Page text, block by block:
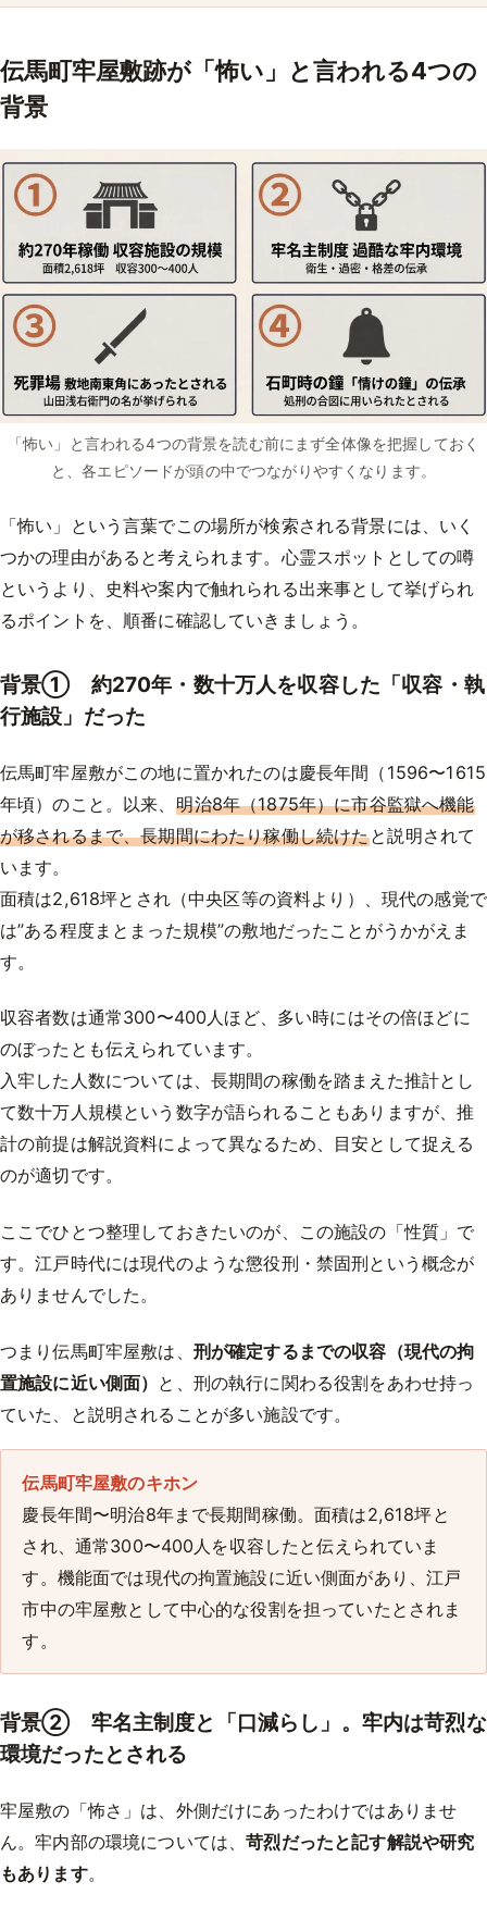
伝馬町牢屋敷跡が「怖い」と言われる4つの
背景
「怖い」と言われる4つの背景を読む前にまず全体像を把握しておく
と、各エピソードが頭の中でつながりやすくなります。
「怖い」という言葉でこの場所が検索される背景には、いく
つかの理由があると考えられます。心霊スポットとしての噂
というより、史料や案内で触れられる出来事として挙げられ
るポイントを、順番に確認していきましょう。
背景① 約270年・数十万人を収容した「収容・執
行施設」だった
伝馬町牢屋敷がこの地に置かれたのは慶長年間（1596〜1615
年頃）のこと。以来、 明治8年（1875年）に市谷監獄へ機能
が移されるまで、長期間にわたり稼働し続けたと説明されて
います。
面積は2,618坪とされ（中央区等の資料より）、現代の感覚で
は”ある程度まとまった規模”の敷地だったことがうかがえま
す。
収容者数は通常300〜400人ほど、多い時にはその倍ほどに
のぼったとも伝えられています。
入牢した人数については、長期間の稼働を踏まえた推計とし
て数十万人規模という数字が語られることもありますが、推
計の前提は解説資料によって異なるため、目安として捉える
のが適切です。
ここでひとつ整理しておきたいのが、この施設の「性質」で
す。江戸時代には現代のような懲役刑・禁固刑という概念が
ありませんでした。
つまり伝馬町牢屋敷は、 刑が確定するまでの収容（現代の拘
置施設に近い側面） と、刑の執行に関わる役割をあわせ持っ
ていた、と説明されることが多い施設です。
伝馬町牢屋敷のキホン
慶長年間〜明治8年まで長期間稼働。面積は2,618坪と
され、通常300〜400人を収容したと伝えられていま
す。機能面では現代の拘置施設に近い側面があり、江戸
市中の牢屋敷として中心的な役割を担っていたとされま
す。
背景② 牢名主制度と「口減らし」。牢内は苛烈な
環境だったとされる
牢屋敷の「怖さ」は、外側だけにあったわけではありませ
ん。牢内部の環境については、苛烈だったと記す解説や研究
もあります。